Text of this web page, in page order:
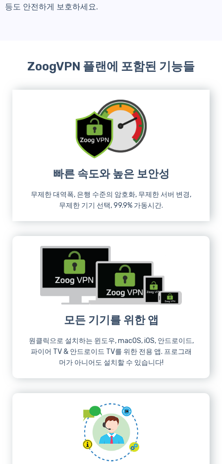
등도 안전하게 보호하세요.
ZoogVPN 플랜에 포함된 기능들
빠른 속도와 높은 보안성
무제한 대역폭, 은행 수준의 암호화, 무제한 서버 변경,
무제한 기기 선택, 99.9% 가동시간.
모든 기기를 위한 앱
원클릭으로 설치하는 윈도우, macOS, iOS, 안드로이드,
파이어 TV & 안드로이드 TV를 위한 전용 앱. 프로그래
머가 아니어도 설치할 수 있습니다!